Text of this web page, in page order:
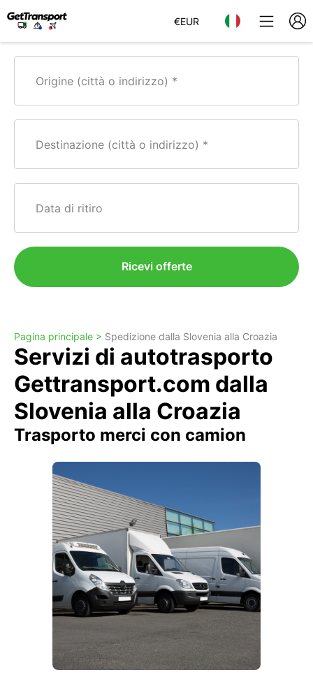
€EUR
Origine (città o indirizzo)
Destinazione (città o indirizzo)
Data di ritiro
Ricevi offerte
Pagina principale > Spedizione dalla Slovenia alla Croazia
Servizi di autotrasporto
Gettransport.com dalla
Slovenia alla Croazia
Trasporto merci con camion